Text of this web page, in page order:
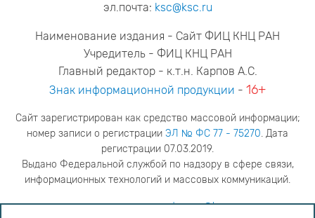
эл.почта: ksc@ksc.ru
Наименование издания - Сайт ФИЦ КНЦ РАН
Учредитель - ФИЦ КНЦ РАН
Главный редактор - к.т.н. Карпов А.С.
Знак информационной продукции - 16+
Сайт зарегистрирован как средство массовой информации;
номер записи о регистрации ЭЛ № ФС 77 - 75270. Дата
регистрации 07.03.2019.
Выдано Федеральной службой по надзору в сфере связи,
информационных технологий и массовых коммуникаций.
адрес редакцииya.stogova@ksc.ru